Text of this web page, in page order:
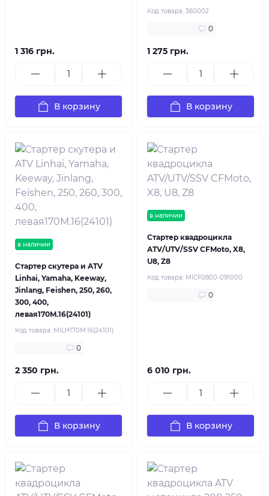
1 316 грн.
В корзину
Код товара: 360002
0
1 275 грн.
В корзину
в наличии
Стартер скутера и ATV
Linhai, Yamaha, Keeway,
Jinlang, Feishen, 250, 260,
300, 400,
левая170M.16(24101)
Код товара: MILH170M.16(24101)
0
2 350 грн.
В корзину
в наличии
Стартер квадроцикла
ATV/UTV/SSV CFMoto, X8,
U8, Z8
Код товара: MICF0800-091000
0
6 010 грн.
В корзину